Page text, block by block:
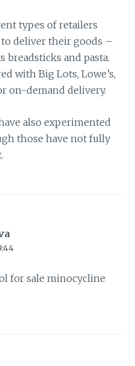
types of retailers
deliver their goods –
breadsticks and pasta.
with Big Lots, Lowe’s,
on-demand delivery.
also experimented
those have not fully
for sale minocycline